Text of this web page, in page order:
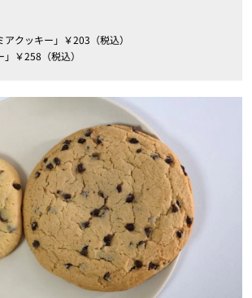
クッキー」￥203（税込）
￥258（税込）